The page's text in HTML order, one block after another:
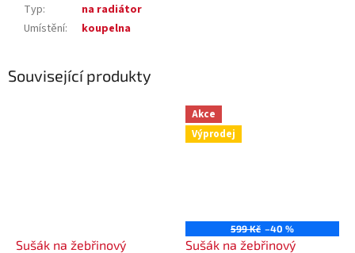
Typ:
na radiátor
Umístění: koupelna
Související produkty
Sušák na žebřinový
Akce
Výprodej
599 Kč –40 %
Sušák na žebřinový